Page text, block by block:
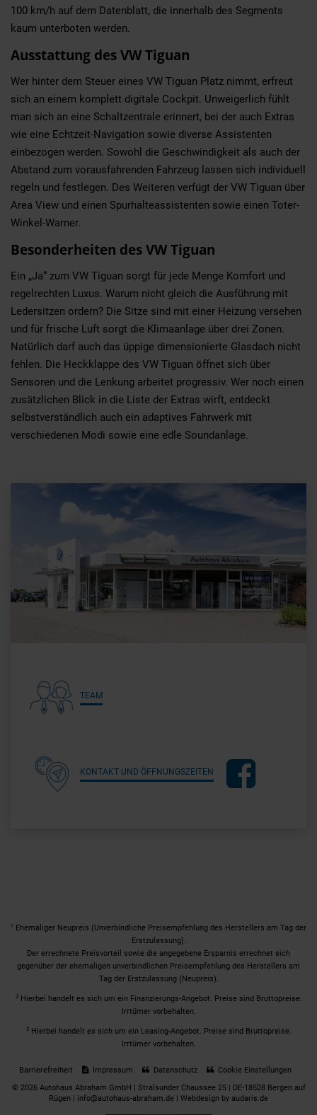
100 km/h auf dem Datenblatt, die innerhalb des Segments
kaum unterboten werden.
Ausstattung des VW Tiguan
Wer hinter dem Steuer eines VW Tiguan Platz nimmt, erfreut
sich an einem komplett digitale Cockpit. Unweigerlich fühlt
man sich an eine Schaltzentrale erinnert, bei der auch Extras
wie eine Echtzeit-Navigation sowie diverse Assistenten
einbezogen werden. Sowohl die Geschwindigkeit als auch der
Abstand zum vorausfahrenden Fahrzeug lassen sich individuell
regeln und festlegen. Des Weiteren verfügt der VW Tiguan über
Area View und einen Spurhalteassistenten sowie einen Toter-
Winkel-Warner.
Besonderheiten des VW Tiguan
Ein „Ja“ zum VW Tiguan sorgt für jede Menge Komfort und
regelrechten Luxus. Warum nicht gleich die Ausführung mit
Ledersitzen ordern? Die Sitze sind mit einer Heizung versehen
und für frische Luft sorgt die Klimaanlage über drei Zonen.
Natürlich darf auch das üppige dimensionierte Glasdach nicht
fehlen. Die Heckklappe des VW Tiguan öffnet sich über
Sensoren und die Lenkung arbeitet progressiv. Wer noch einen
zusätzlichen Blick in die Liste der Extras wirft, entdeckt
selbstverständlich auch ein adaptives Fahrwerk mit
verschiedenen Modi sowie eine edle Soundanlage.
TEAM
KONTAKT UND ÖFFNUNGSZEITEN
1
Ehemaliger Neupreis (Unverbindliche Preisempfehlung des Herstellers am Tag der
Erstzulassung).
Der errechnete Preisvorteil sowie die angegebene Ersparnis errechnet sich
gegenüber der ehemaligen unverbindlichen Preisempfehlung des Herstellers am
Tag der Erstzulassung (Neupreis).
2 Hierbei handelt es sich um ein Finanzierungs-Angebot. Preise sind Bruttopreise.
Irrtümer vorbehalten.
3 Hierbei handelt es sich um ein Leasing-Angebot. Preise sind Bruttopreise.
Irrtümer vorbehalten.
Barrierefreiheit Impressum Datenschutz
Cookie Einstellungen
© 2026 Autohaus Abraham GmbH | Stralsunder Chaussee 25 | DE-18528 Bergen auf
Rügen | info@autohaus-abraham.de | Webdesign by audaris.de